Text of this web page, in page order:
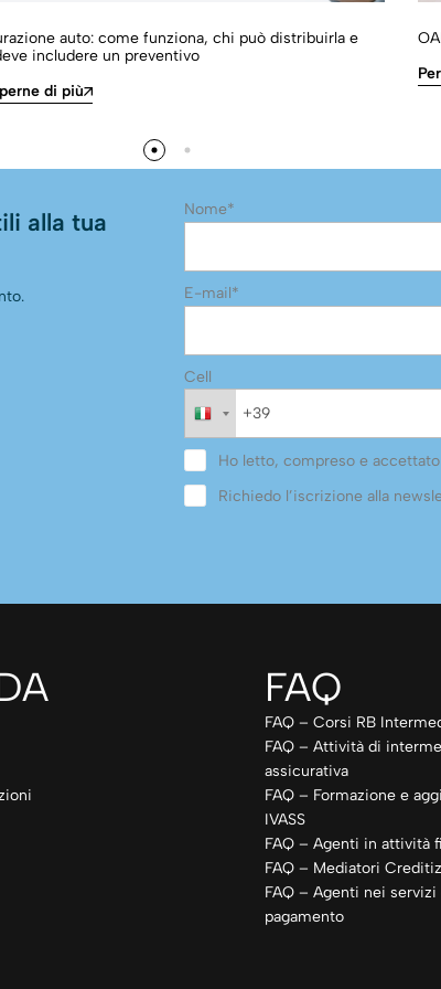
auto: come funziona, chi può distribuirla e
includere un preventivo
di più
alla tua
Nome*
E-mail*
Cell
Ho letto, compreso e
Richiedo l’iscrizione alla
FAQ
FAQ – Corsi RB
FAQ – Attività di
assicurativa
FAQ – Formazione e
IVASS
FAQ – Agenti in attività
FAQ – Mediatori
FAQ – Agenti nei servizi
pagamento